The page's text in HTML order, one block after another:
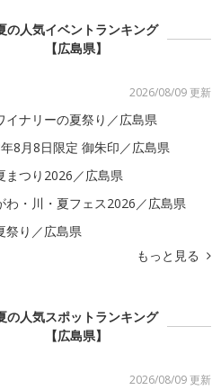
の人気イベントランキング
【広島県】
2026/08/09 更新
イナリーの夏祭り／広島県
8月8日限定 御朱印／広島県
まつり2026／広島県
わ・川・夏フェス2026／広島県
祭り／広島県
もっと見る
の人気スポットランキング
【広島県】
2026/08/09 更新